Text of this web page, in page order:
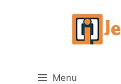
Menu